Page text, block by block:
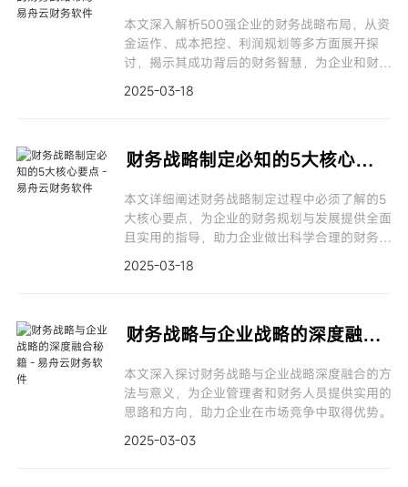
本文深入解析500强企业的财务战略布局，从资
金运作、成本把控、利润规划等多方面展开探
讨，揭示其成功背后的财务智慧，为企业和财务
2025-03-18
财务战略制定必知的5大核心要点
本文详细阐述财务战略制定过程中必须了解的5
大核心要点，为企业的财务规划与发展提供全面
且实用的指导，助力企业做出科学合理的财务决
2025-03-18
财务战略与企业战略的深度融合秘籍
本文深入探讨财务战略与企业战略深度融合的方
法与意义，为企业管理者和财务人员提供实用的
思路和方向，助力企业在市场竞争中取得优势。
2025-03-03